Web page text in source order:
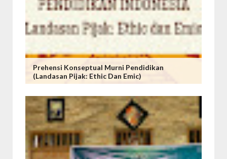
Prehensi Konseptual Murni Pendidikan
(Landasan Pijak: Ethic Dan Emic)